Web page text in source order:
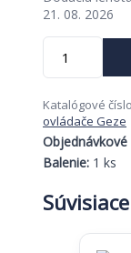
21. 08. 2026
množstvo
OL90
krytka
6m,
EV1
Katalógové
ovládače Geze
Objednávkové
Balenie: 1 ks